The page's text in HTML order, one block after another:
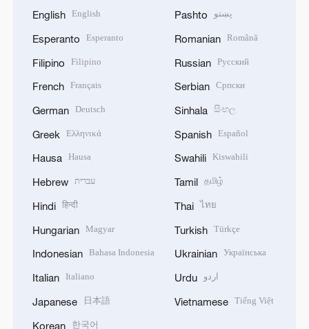
English English
Esperanto Esperanto
Filipino Filipino
French Français
German Deutsch
Greek Ελληνικά
Hausa Hausa
Hebrew עברית
Hindi हिन्दी
Hungarian Magyar
Indonesian Bahasa Indonesia
Italian Italiano
Japanese 日本語
Korean 한국어
Pashto پښتو
Romanian Română
Russian Русский
Serbian Српски
Sinhala සිංහල
Spanish Español
Swahili Kiswahili
Tamil தமிழ்
Thai ไทย
Turkish Türkçe
Ukrainian Українська
Urdu اردو
Vietnamese Tiếng Việt